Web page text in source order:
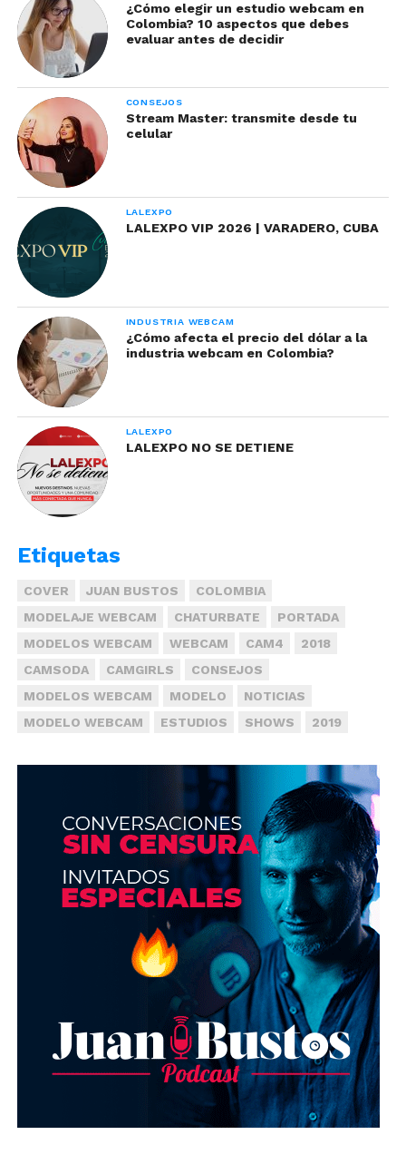
¿Cómo elegir un estudio webcam en
Colombia? 10 aspectos que debes
evaluar antes de decidir
CONSEJOS
Stream Master: transmite desde tu
celular
LALEXPO
LALEXPO VIP 2026 | VARADERO, CUBA
INDUSTRIA WEBCAM
¿Cómo afecta el precio del dólar a la
industria webcam en Colombia?
LALEXPO
LALEXPO NO SE DETIENE
Etiquetas
COVER JUAN BUSTOS
COLOMBIA
MODELAJE WEBCAM
CHATURBATE
PORTADA
MODELOS WEBCAM
WEBCAM CAM4
2018
CAMSODA
CAMGIRLS
CONSEJOS
MODELOS WEBCAM
MODELO
NOTICIAS
MODELO WEBCAM
ESTUDIOS SHOWS 2019